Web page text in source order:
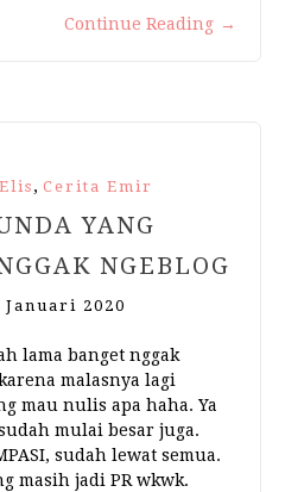
Continue Reading →
, Cerita Emir
YANG
NGEBLOG
Januari 2020
lama banget nggak
malasnya lagi
mau nulis apa haha. Ya
mulai besar juga.
sudah lewat semua.
masih jadi PR wkwk.